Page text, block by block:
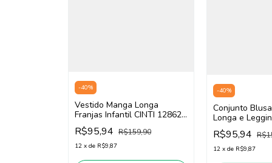
-40%
Vestido Manga Longa
Franjas Infantil CINTI 12862
(Bege )
R$95,94 R$159,90
12 x de R$9,87
-40%
Conjunto
Longa e
Teen Menina
(Off White/
R$95,94
12 x de R$9,87